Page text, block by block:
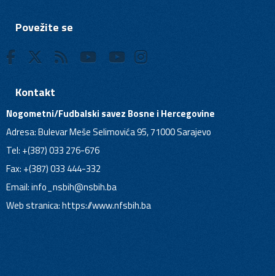
Povežite se
Kontakt
Nogometni/Fudbalski savez Bosne i Hercegovine
Adresa: Bulevar Meše Selimovića 95, 71000 Sarajevo
Tel: +(387) 033 276-676
Fax: +(387) 033 444-332
Email:info_nsbih@nsbih.ba
Web stranica: https://www.nfsbih.ba